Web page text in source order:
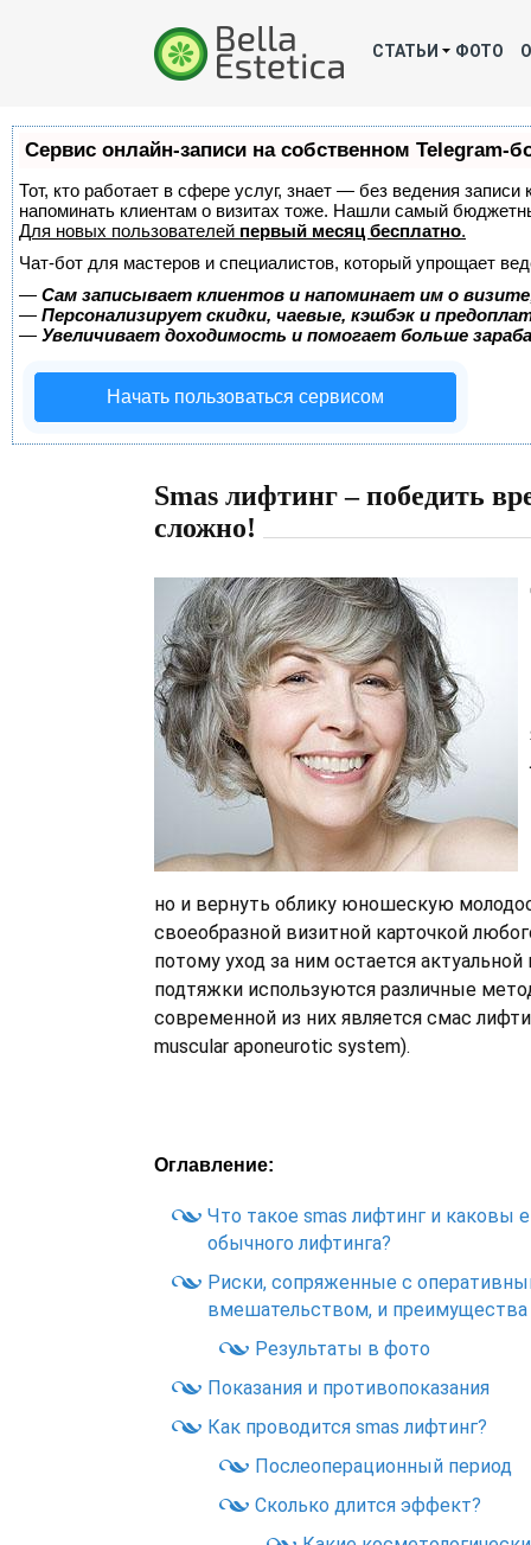
СТАТЬИ ФОТО
Сервис онлайн-записи на собственном Telegram-
Тот, кто работает в сфере услуг, знает — без ведения
напоминать клиентам о визитах тоже. Нашли самый
Для новых пользователей первый месяц бесплатно.
Чат-бот для мастеров и специалистов, который упрощает
— Сам записывает клиентов и напоминает им о
— Персонализирует скидки, чаевые, кэшбэк и
— Увеличивает доходимость и помогает больше
Начать пользоваться сервисом
Smas лифтинг – победить
сложно!
но и вернуть облику юношескую
своеобразной визитной карточкой
потому уход за ним остается
подтяжки используются различные
современной из них является смас
muscular aponeurotic system).
Оглавление:
Что такое smas лифтинг и каковы
обычного лифтинга?
Риски, сопряженные с
вмешательством, и
Результаты в фото
Показания и противопоказания
Как проводится smas лифтинг?
Послеоперационный период
Сколько длится эффект?